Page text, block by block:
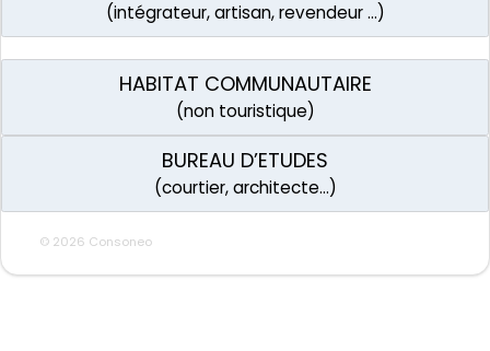
(intégrateur, artisan, revendeur …)
HABITAT COMMUNAUTAIRE
(non touristique)
BUREAU D’ETUDES
(courtier, architecte…)
© 2026 Consoneo